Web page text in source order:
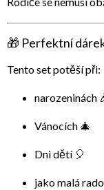
🎁 Perfektní
Tento set potěší při:
narozeninách
Vánocích 🎄
Dni dětí 🎈
jako malá